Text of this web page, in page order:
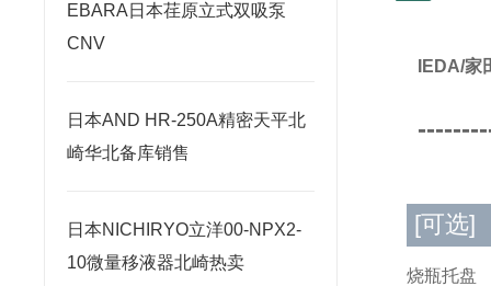
​EBARA日本荏原立式双吸泵
CNV
日本AND HR-250A精密天平北
崎华北备库销售
日本NICHIRYO立洋00-NPX2-
10微量移液器北崎热卖
IEDA/
[可选]
烧瓶托盘